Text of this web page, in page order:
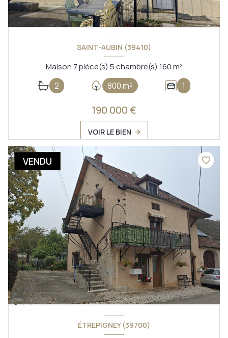
SAINT-AUBIN (39410)
Maison 7 pièce(s) 5 chambre(s) 160 m²
2 800 m² 1
190 000 €
VOIR LE BIEN
VENDU
ÉTREPIGNEY (39700)